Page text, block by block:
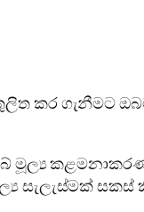
කර ගැනීමට
මූල්‍ය
සැලැස්මක් සකස්